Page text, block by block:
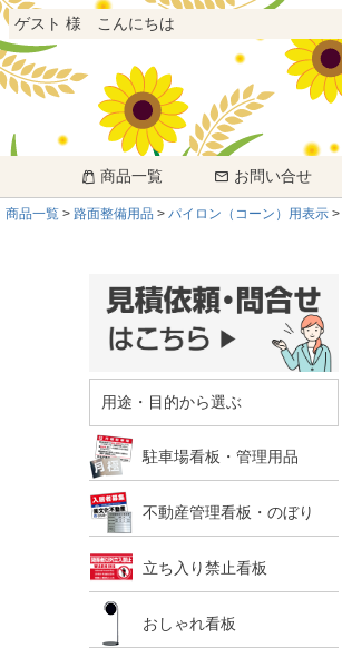
ゲスト 様 こんにちは
商品一覧 お問い合せ
商品一覧 路面整備用品 パイロン（コーン）用表示
用途・目的から選ぶ
駐車場看板・管理用品
不動産管理看板・のぼり
立ち入り禁止看板
おしゃれ看板